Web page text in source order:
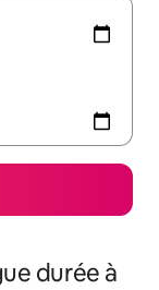
durée à